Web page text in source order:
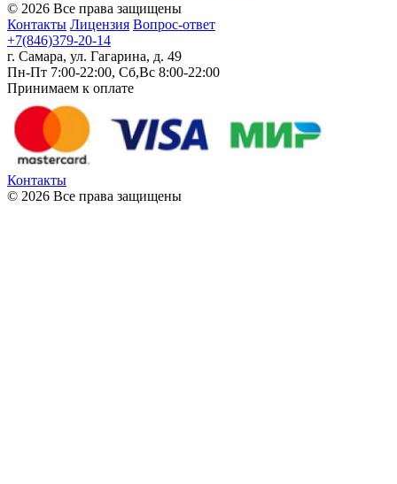
© 2026 Все права защищены
Контакты Лицензия Вопрос-ответ
+7(846)379-20-14
г. Самара, ул. Гагарина, д. 49
Пн-Пт 7:00-22:00, Сб,Вс 8:00-22:00
Принимаем к оплате
Контакты
© 2026 Все права защищены